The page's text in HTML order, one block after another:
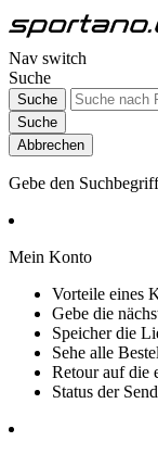
Nav switch
Suche
Suche
Suche
Abbrechen
Gebe den
Mein Konto
Vorteile eines
Gebe die
Speicher die
Sehe alle
Retour auf die
Status der